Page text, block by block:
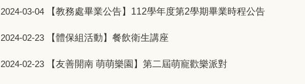
2024-03-04 【教務處畢業公告】112學年度第2學期畢業時程公告
2024-02-23 【體保組活動】餐飲衛生講座
2024-02-23 【友善開南 萌萌樂園】第二屆萌寵歡樂派對